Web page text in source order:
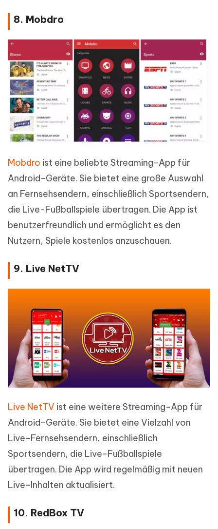
8. Mobdro
Mobdro ist eine beliebte Streaming-App für
Android-Geräte. Sie bietet eine große Auswahl
an Fernsehsendern, einschließlich Sportsendern,
die Live-Fußballspiele übertragen. Die App ist
benutzerfreundlich und ermöglicht es den
Nutzern, Spiele kostenlos anzuschauen.
9. Live NetTV
Live NetTV ist eine weitere Streaming-App für
Android-Geräte. Sie bietet eine Vielzahl von
Live-Fernsehsendern, einschließlich
Sportsendern, die Live-Fußballspiele
übertragen. Die App wird regelmäßig mit neuen
Live-Inhalten aktualisiert.
10. RedBox TV